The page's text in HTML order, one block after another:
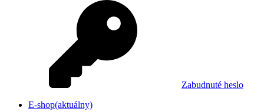
Zabudnuté heslo
E-shop(aktuálny)